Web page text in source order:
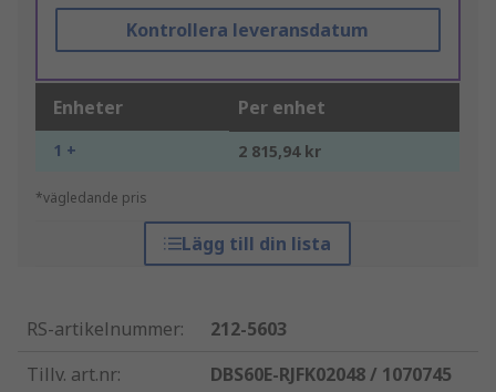
Kontrollera leveransdatum
Enheter Per enhet
1 + 2 815,94 kr
*vägledande pris
Lägg till din lista
RS-artikelnummer:
212-5603
Tillv. art.nr:
DBS60E-RJFK02048 / 1070745